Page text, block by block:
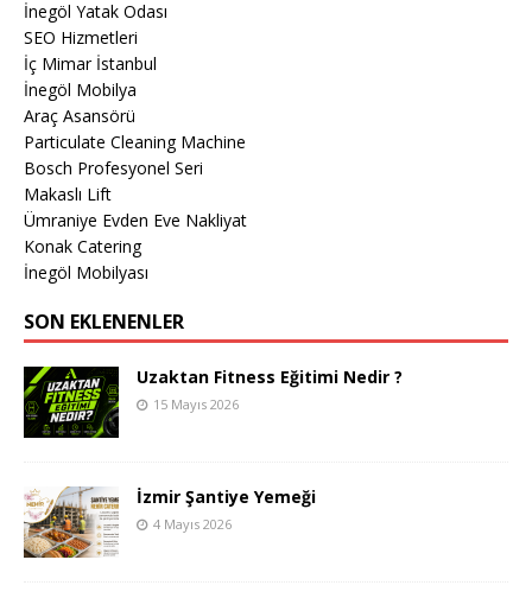
İnegöl Yatak Odası
SEO Hizmetleri
İç Mimar İstanbul
İnegöl Mobilya
Araç Asansörü
Particulate Cleaning Machine
Bosch Profesyonel Seri
Makaslı Lift
Ümraniye Evden Eve Nakliyat
Konak Catering
İnegöl Mobilyası
SON EKLENENLER
Uzaktan Fitness Eğitimi Nedir ?
15 Mayıs 2026
İzmir Şantiye Yemeği
4 Mayıs 2026